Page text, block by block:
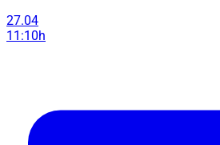
27.04
11:10h